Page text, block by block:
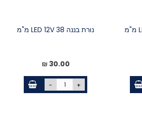
נורת בננה LED 12V 38 מ"מ
30.00 ₪
- +